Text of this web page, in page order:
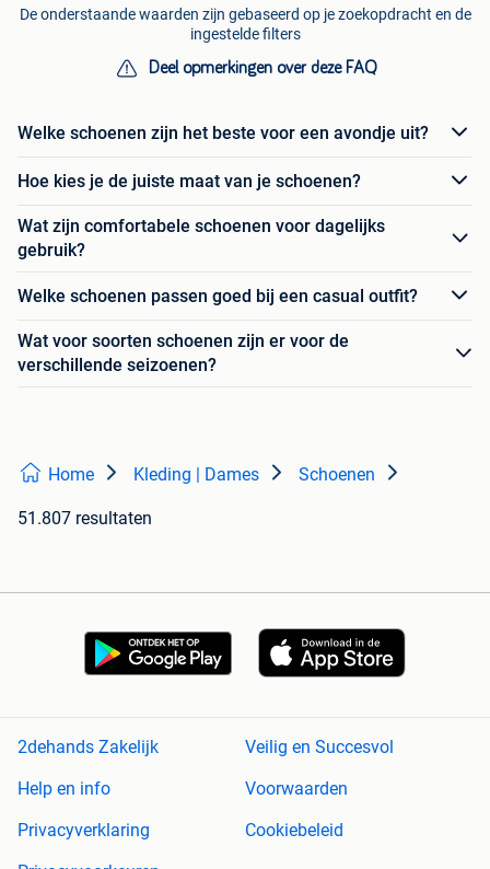
De onderstaande waarden zijn gebaseerd op je zoekopdracht en de
ingestelde filters
Deel opmerkingen over deze FAQ
Welke schoenen zijn het beste voor een avondje uit?
Hoe kies je de juiste maat van je schoenen?
Wat zijn comfortabele schoenen voor dagelijks
gebruik?
Welke schoenen passen goed bij een casual outfit?
Wat voor soorten schoenen zijn er voor de
verschillende seizoenen?
Home Kleding | Dames Schoenen
51.807 resultaten
2dehands Zakelijk
Veilig en Succesvol
Help en info
Voorwaarden
Privacyverklaring
Cookiebeleid